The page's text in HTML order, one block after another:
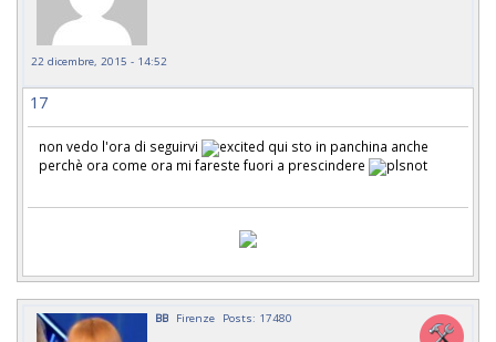
22 dicembre, 2015 - 14:52
17
non vedo l'ora di seguirvi
qui sto in panchina anche
perchè ora come ora mi fareste fuori a prescindere
BB Firenze Posts: 17480